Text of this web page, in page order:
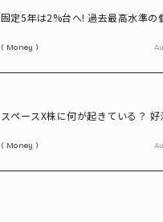
固定5年は2%台へ! 過去最高水準の
得?Money
スペースX株に何が起きている？ 好
はMoney